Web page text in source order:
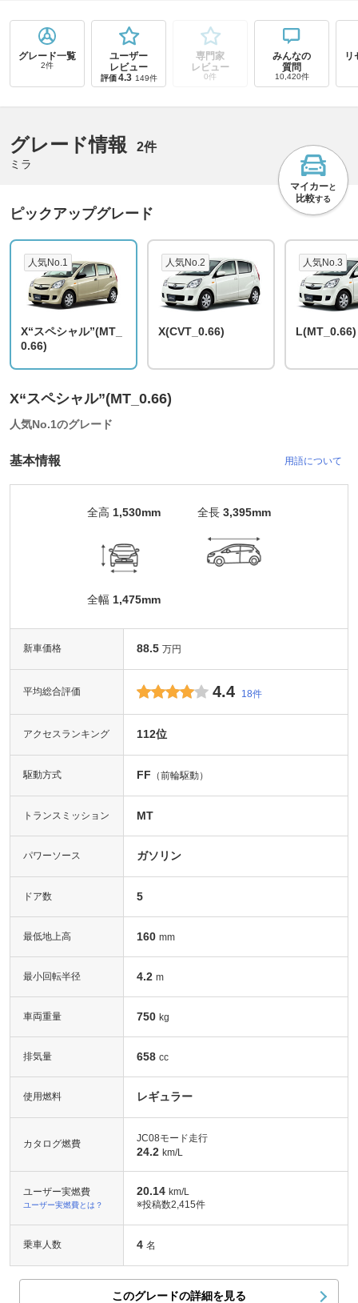
グレード一覧
2件
ユーザー
レビュー
評価 4.3 149件
専門家
レビュー
0件
みんなの
質問
10,420件
リ
グレード情報 2件
ミラ
マイカーと
比較する
ピックアップグレード
人気No.1
X“スペシャル”(MT_
0.66)
人気No.2
X(CVT_0.66)
人気No.3
L(MT_0.66)
X“スペシャル”(MT_0.66)
人気No.1のグレード
基本情報 用語について
全高 1,530mm
全幅 1,475mm
全長 3,395mm
新車価格 88.5 万円
平均総合評価 4.4 18件
アクセスランキング 112位
駆動方式 FF （前輪駆動）
トランスミッション MT
パワーソース ガソリン
ドア数 5
最低地上高 160 mm
最小回転半径 4.2 m
車両重量 750 kg
排気量 658 cc
使用燃料 レギュラー
カタログ燃費 JC08モード走行
24.2 km/L
ユーザー実燃費
ユーザー実燃費とは？
20.14 km/L
※投稿数2,415件
乗車人数 4 名
このグレードの詳細を見る